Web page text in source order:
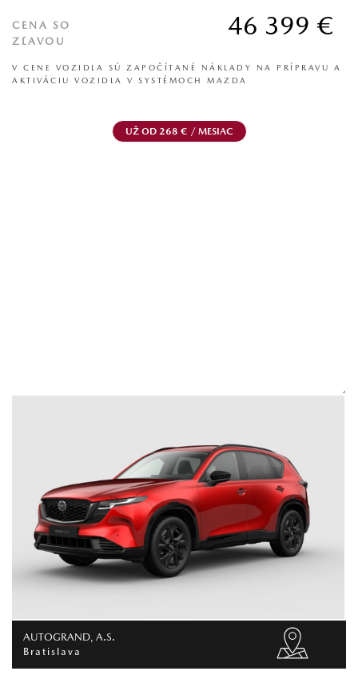
CENA SO
ZĽAVOU
46 399 €
V CENE VOZIDLA SÚ ZAPOČÍTANÉ NÁKLADY NA PRÍPRAVU A
AKTIVÁCIU VOZIDLA V SYSTÉMOCH MAZDA
UŽ OD 268 € / MESIAC
AUTOGRAND, A.S.
Bratislava